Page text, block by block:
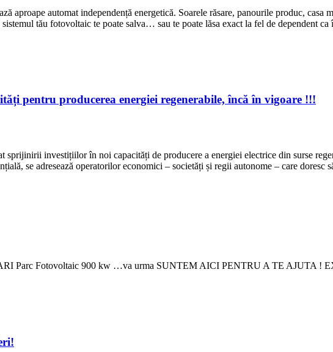
aproape automat independență energetică. Soarele răsare, panourile produc, casa
tău fotovoltaic te poate salva… sau te poate lăsa exact la fel de dependent
pentru producerea energiei regenerabile, încă în vigoare !!!
sprijinirii investițiilor în noi capacități de producere a energiei electrice din surse
se adresează operatorilor economici – societăți și regii autonome – care
Parc Fotovoltaic 900 kw …va urma SUNTEM AICI PENTRU A TE AJUTA !